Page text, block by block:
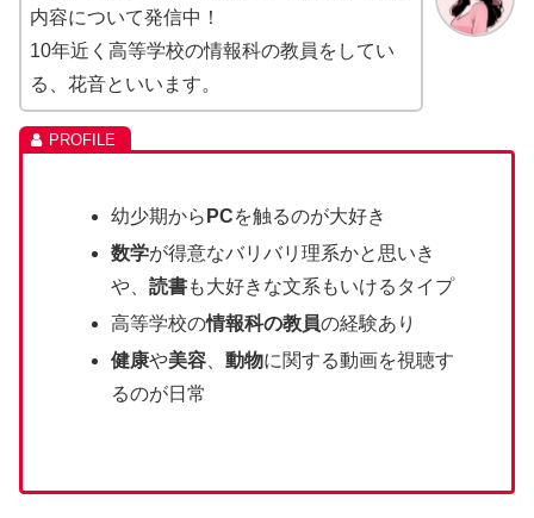
内容について発信中！
10年近く高等学校の情報科の教員をしてい
る、花音といいます。
幼少期から PCを触るのが大好き
数学が得意なバリバリ理系かと思いき
や、読書も大好きな文系もいけるタイプ
高等学校の情報科の教員の経験あり
健康や美容 、動物に関する動画を視聴す
るのが日常